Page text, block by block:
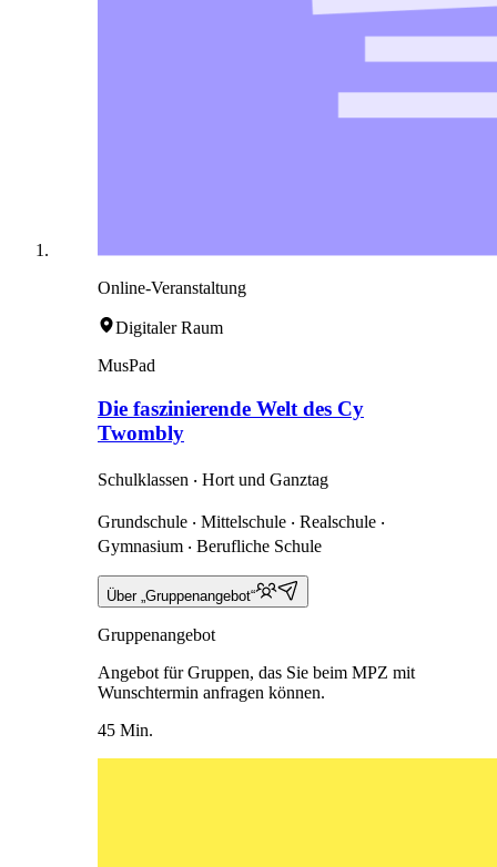
Online-Veranstaltung
Digitaler Raum
MusPad
Die faszinierende Welt des Cy
Twombly
Schulklassen ‧ Hort und Ganztag
Grundschule ‧ Mittelschule ‧ Realschule ‧
Gymnasium ‧ Berufliche Schule
Über „Gruppenangebot“
Gruppenangebot
Angebot für Gruppen, das Sie beim MPZ mit
Wunschtermin anfragen können.
45 Min.